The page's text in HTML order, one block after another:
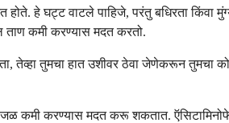
होते. हे घट्ट वाटले पाहिजे, परंतु बधिरता
ताण कमी करण्यास मदत करतो.
तुमचा हात उशीवर ठेवा जेणेकरून तुमचा
कमी करण्यास मदत करू शकतात.